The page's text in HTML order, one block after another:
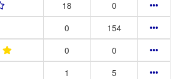
18
0
0
154
0
0
1
5